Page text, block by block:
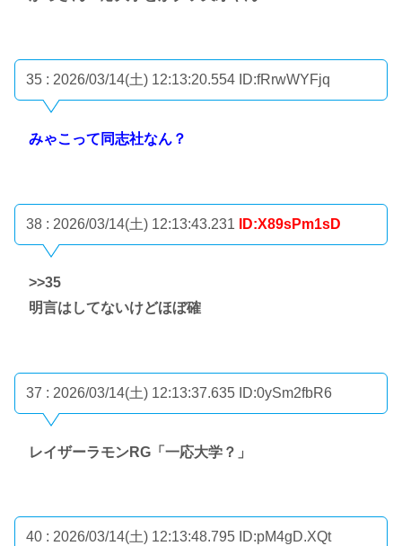
35 : 2026/03/14(土) 12:13:20.554 ID:fRrwWYFjq
みゃこって同志社なん？
38 : 2026/03/14(土) 12:13:43.231 ID:X89sPm1sD
>>35
明言はしてないけどほぼ確
37 : 2026/03/14(土) 12:13:37.635 ID:0ySm2fbR6
レイザーラモンRG「一応大学？」
40 : 2026/03/14(土) 12:13:48.795 ID:pM4gD.XQt